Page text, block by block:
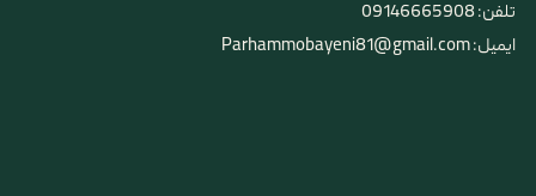
تلفن: 09146665908
ایمیل: Parhammobayeni81@gmail.com